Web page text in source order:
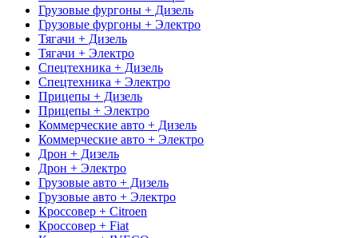
Грузовые фургоны + Дизель
Грузовые фургоны + Электро
Тягачи + Дизель
Тягачи + Электро
Спецтехника + Дизель
Спецтехника + Электро
Прицепы + Дизель
Прицепы + Электро
Коммерческие авто + Дизель
Коммерческие авто + Электро
Дрон + Дизель
Дрон + Электро
Грузовые авто + Дизель
Грузовые авто + Электро
Кроссовер + Citroen
Кроссовер + Fiat